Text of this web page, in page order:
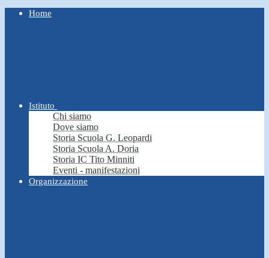
Home
Istituto
Chi siamo
Dove siamo
Storia Scuola G. Leopardi
Storia Scuola A. Doria
Storia IC Tito Minniti
Eventi - manifestazioni
Organizzazione